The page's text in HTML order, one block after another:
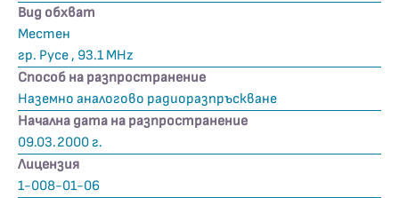
Вид обхват
Местен
гр. Русе , 93.1 MHz
Способ на разпространение
Наземно аналогово радиоразпръскване
Начална дата на разпространение
09.03.2000 г.
Лицензия
1-008-01-06